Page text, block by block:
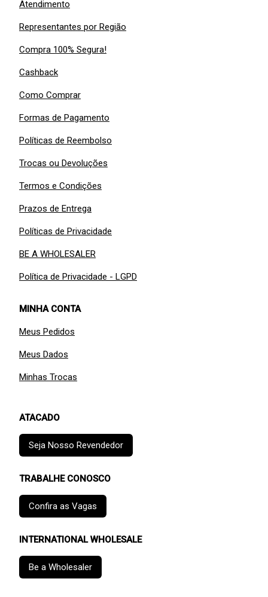
Atendimento
Representantes por Região
Compra 100% Segura!
Cashback
Como Comprar
Formas de Pagamento
Políticas de Reembolso
Trocas ou Devoluções
Termos e Condições
Prazos de Entrega
Políticas de Privacidade
BE A WHOLESALER
Política de Privacidade - LGPD
MINHA CONTA
Meus Pedidos
Meus Dados
Minhas Trocas
ATACADO
Seja Nosso Revendedor
TRABALHE CONOSCO
Confira as Vagas
INTERNATIONAL WHOLESALE
Be a Wholesaler